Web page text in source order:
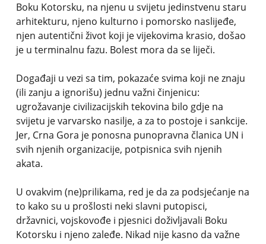
Boku Kotorsku, na njenu u svijetu jedinstvenu staru
arhitekturu, njeno kulturno i pomorsko naslijeđe,
njen autentični život koji je vijekovima krasio, došao
je u terminalnu fazu. Bolest mora da se liječi.
Događaji u vezi sa tim, pokazaće svima koji ne znaju
(ili zanju a ignorišu) jednu važni činjenicu:
ugrožavanje civilizacijskih tekovina bilo gdje na
svijetu je varvarsko nasilje, a za to postoje i sankcije.
Jer, Crna Gora je ponosna punopravna članica UN i
svih njenih organizacije, potpisnica svih njenih
akata.
U ovakvim (ne)prilikama, red je da za podsjećanje na
to kako su u prošlosti neki slavni putopisci,
državnici, vojskovođe i pjesnici doživljavali Boku
Kotorsku i njeno zaleđe. Nikad nije kasno da važne